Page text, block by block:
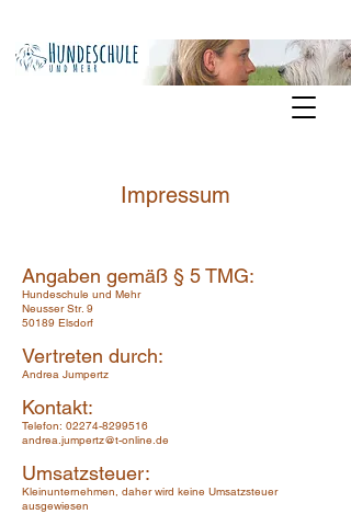
Impressum
Angaben gemäß § 5 TMG:
Hundeschule und Mehr
Neusser Str. 9
50189 Elsdorf
Vertreten durch:
Andrea Jumpertz
Kontakt:
Telefon: 02274-8299516
andrea.jumpertz@t-online.de
Umsatzsteuer:
Kleinunternehmen, daher wird keine Umsatzsteuer
ausgewiesen